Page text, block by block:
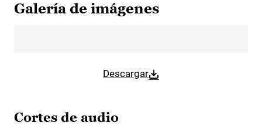
Galería de imágenes
Descargar
Cortes de audio